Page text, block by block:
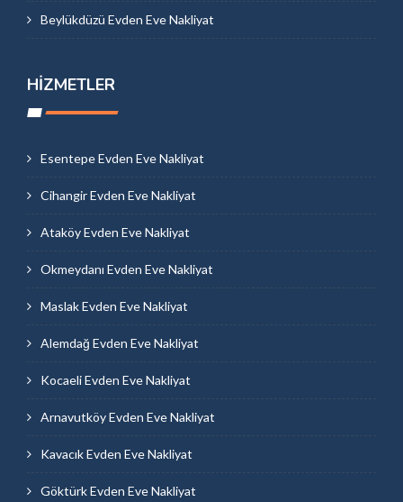
Beylükdüzü Evden Eve Nakliyat
HIZMETLER
Esentepe Evden Eve Nakliyat
Cihangir Evden Eve Nakliyat
Ataköy Evden Eve Nakliyat
Okmeydanı Evden Eve Nakliyat
Maslak Evden Eve Nakliyat
Alemdağ Evden Eve Nakliyat
Kocaeli Evden Eve Nakliyat
Arnavutköy Evden Eve Nakliyat
Kavacık Evden Eve Nakliyat
Göktürk Evden Eve Nakliyat